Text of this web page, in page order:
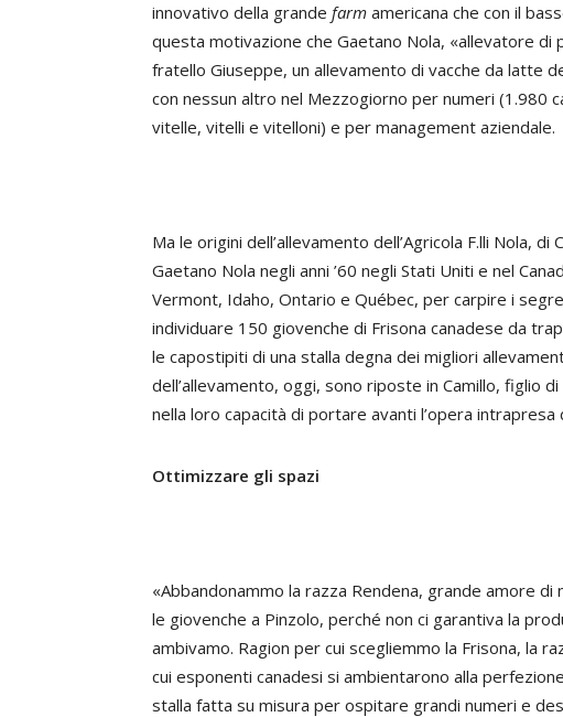
innovativo della grande farm americana che con il
questa motivazione che Gaetano Nola, «allevatore
fratello Giuseppe, un allevamento di vacche da latte
con nessun altro nel Mezzogiorno per numeri (1.980
vitelle, vitelli e vitelloni) e per management aziendale.
Ma le origini dell’allevamento dell’Agricola F.lli Nola,
Gaetano Nola negli anni ’60 negli Stati Uniti e nel
Vermont, Idaho, Ontario e Québec, per carpire i
individuare 150 giovenche di Frisona canadese da
le capostipiti di una stalla degna dei migliori
dell’allevamento, oggi, sono riposte in Camillo, figlio
nella loro capacità di portare avanti l’opera intrapresa
Ottimizzare gli spazi
«Abbandonammo la razza Rendena, grande amore
le giovenche a Pinzolo, perché non ci garantiva la
ambivamo. Ragion per cui scegliemmo la Frisona, la
cui esponenti canadesi si ambientarono alla
stalla fatta su misura per ospitare grandi numeri e